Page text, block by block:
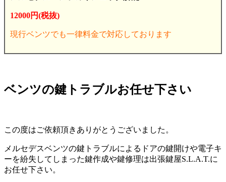
12000円(税抜)
現行ベンツでも一律料金で対応しております
ベンツの鍵トラブルお任せ下さい
この度はご依頼頂きありがとうございました。
メルセデスベンツの鍵トラブルによるドアの鍵開けや電子キ
ーを紛失してしまった鍵作成や鍵修理は出張鍵屋S.L.A.T.に
お任せ下さい。